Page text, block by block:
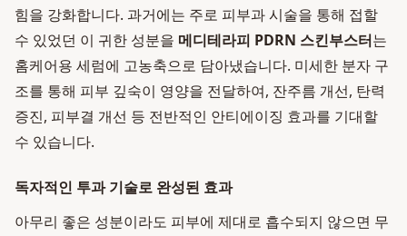
힘을 강화합니다. 과거에는 주로 피부과 시술을 통해 접할
수 있었던 이 귀한 성분을 메디테라피 PDRN 스킨부스터는
홈케어용 세럼에 고농축으로 담아냈습니다. 미세한 분자 구
조를 통해 피부 깊숙이 영양을 전달하여, 잔주름 개선, 탄력
증진, 피부결 개선 등 전반적인 안티에이징 효과를 기대할
수 있습니다.
독자적인 투과 기술로 완성된 효과
아무리 좋은 성분이라도 피부에 제대로 흡수되지 않으면 무